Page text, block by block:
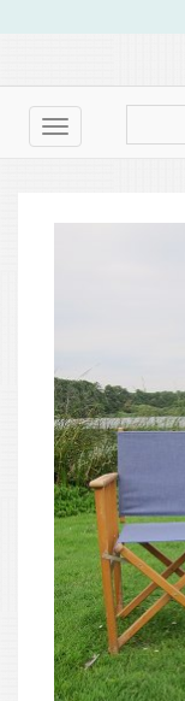
Toggle
navigation